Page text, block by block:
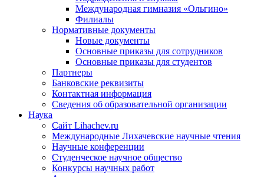
Международная гимназия «Ольгино»
Филиалы
Нормативные документы
Новые документы
Основные приказы для сотрудников
Основные приказы для студентов
Партнеры
Банковские реквизиты
Контактная информация
Сведения об образовательной организации
Наука
Сайт Lihachev.ru
Международные Лихачевские научные чтения
Научные конференции
Студенческое научное общество
Конкурсы научных работ